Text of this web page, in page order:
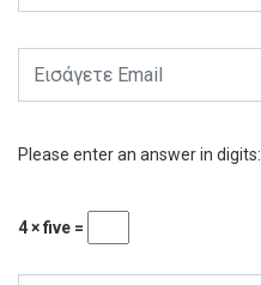
Please enter an answer in digits:
4 × five =